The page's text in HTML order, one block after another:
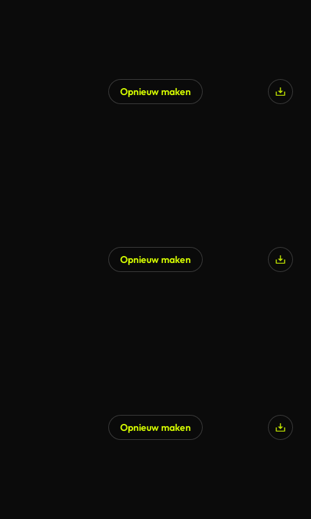
Opnieuw maken
Opnieuw maken
Opnieuw maken